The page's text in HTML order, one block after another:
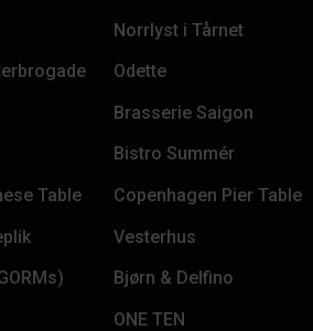
Norrlyst i Tårnet
Odette
Brasserie Saigon
Bistro Summér
Table Copenhagen Pier Table
Vesterhus
Bjørn & Delfino
ONE TEN